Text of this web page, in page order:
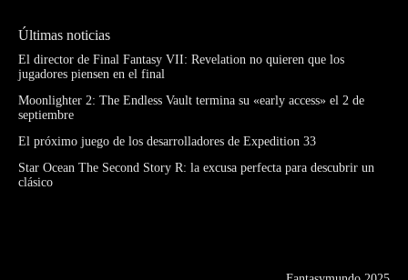
Últimas noticias
El director de Final Fantasy VII: Revelation no quieren que los
jugadores piensen en el final
Moonlighter 2: The Endless Vault termina su «early access» el 2 de
septiembre
El próximo juego de los desarrolladores de Expedition 33
Star Ocean The Second Story R: la excusa perfecta para descubrir un
clásico